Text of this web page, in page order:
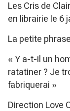
Les Cris de
en librairie le 6
La petite
« Y a-t-il un
ratatiner ? Je
fabriquerai »
Direction Love